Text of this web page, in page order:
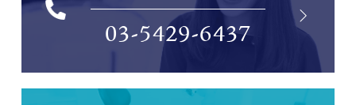
03-5429-6437